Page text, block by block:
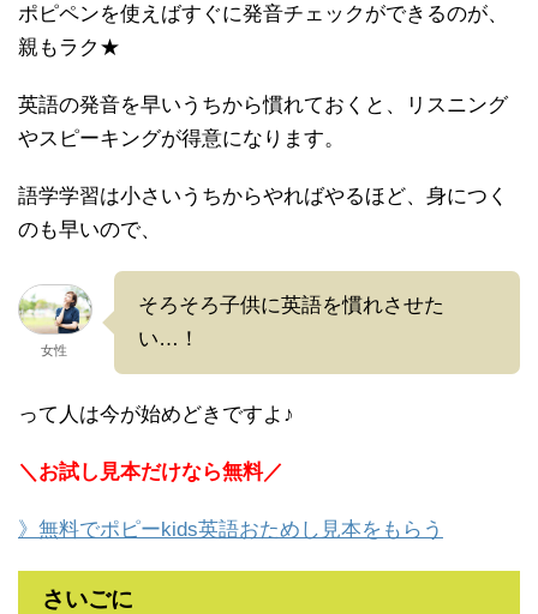
ポピペンを使えばすぐに発音チェックができるのが、
親もラク★
英語の発音を早いうちから慣れておくと、リスニング
やスピーキングが得意になります。
語学学習は小さいうちからやればやるほど、身につく
のも早いので、
女性
そろそろ子供に英語を慣れさせた
い…！
って人は今が始めどきですよ♪
＼お試し見本だけなら無料／
》無料でポピーkids英語おためし見本をもらう
さいごに